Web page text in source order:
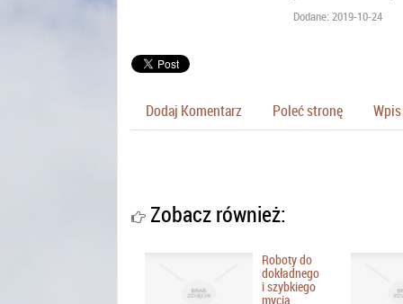
Dodane: 2019-10-24
Dodaj Komentarz Poleć stronę
Zobacz również:
Roboty do
dokładnego
i szybkiego
mycia